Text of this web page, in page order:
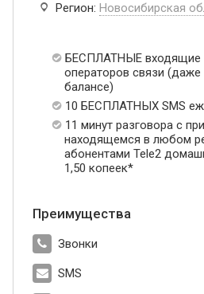
Регион: Новосибирская
БЕСПЛАТНЫЕ входящие
операторов связи (даже
балансе)
10 БЕСПЛАТНЫХ SMS
11 минут разговора с
находящемся в любом
абонентами Tele2
1,50 копеек*
Преимущества
Звонки
SMS